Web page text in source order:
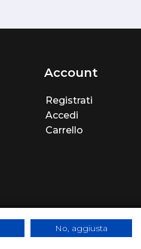
Account
Registrati
Accedi
Carrello
No, aggiusta